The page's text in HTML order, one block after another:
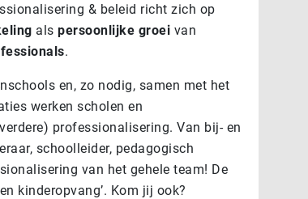
& beleid richt zich op
als persoonlijke groei van
.
en, zo nodig, samen met het
werken scholen en
professionalisering. Van bij- en
schoolleider, pedagogisch
van het gehele team! De
kinderopvang’. Kom jij ook?